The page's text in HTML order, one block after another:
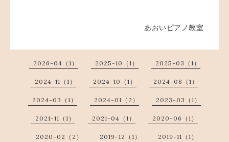
あおいピアノ教室
2026-04（1） 2025-10（1） 2025-03（1）
2024-11（1） 2024-10（1） 2024-08（1）
2024-03（1） 2024-01（2） 2023-03（1）
2021-11（1） 2021-04（1） 2020-06（1）
2020-02（2） 2019-12（1） 2019-11（1）